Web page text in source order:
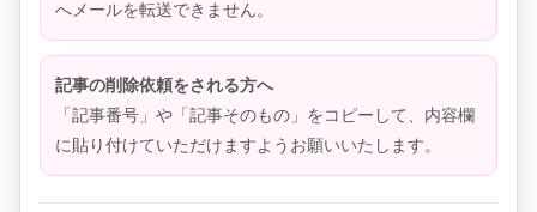
へメールを転送できません。
記事の削除依頼をされる方へ
「記事番号」や「記事そのもの」をコピーして、内容欄
に貼り付けていただけますようお願いいたします。